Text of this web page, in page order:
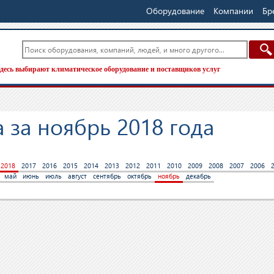
Оборудование Компании
выбирают климатическое оборудование и поставщиков услуг
ноябрь 2018 года
2018 2017 2016 2015 2014 2013 2012 2011 2010 2009 2008 2007 2006
май июнь июль август сентябрь октябрь ноябрь декабрь